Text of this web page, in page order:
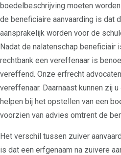
boedelbeschrijving moeten
de beneficiaire aanvaarding is dat
aansprakelijk worden voor de
Nadat de nalatenschap beneficiair
rechtbank een vereffenaar is
vereffend. Onze erfrecht
vereffenaar. Daarnaast kunnen zij
helpen bij het opstellen van een
voorzien van advies omtrent de
Het verschil tussen zuiver
is dat een erfgenaam na zuivere